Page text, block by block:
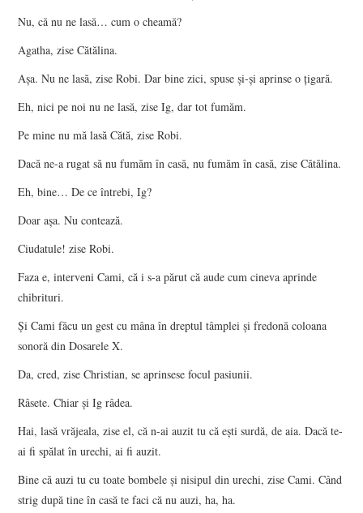
Nu, că nu ne lasă… cum o cheamă?
Agatha, zise Cătălina.
Aşa. Nu ne lasă, zise Robi. Dar bine zici, spuse şi-şi aprinse o ţigară.
Eh, nici pe noi nu ne lasă, zise Ig, dar tot fumăm.
Pe mine nu mă lasă Cătă, zise Robi.
Dacă ne-a rugat să nu fumăm în casă, nu fumăm în casă, zise Cătălina.
Eh, bine… De ce întrebi, Ig?
Doar aşa. Nu contează.
Ciudatule! zise Robi.
Faza e, interveni Cami, că i s-a părut că aude cum cineva aprinde
chibrituri.
Şi Cami făcu un gest cu mâna în dreptul tâmplei şi fredonă coloana
sonoră din Dosarele X.
Da, cred, zise Christian, se aprinsese focul pasiunii.
Râsete. Chiar şi Ig râdea.
Hai, lasă vrăjeala, zise el, că n-ai auzit tu că eşti surdă, de aia. Dacă te-
ai fi spălat în urechi, ai fi auzit.
Bine că auzi tu cu toate bombele şi nisipul din urechi, zise Cami. Când
strig după tine în casă te faci că nu auzi, ha, ha.